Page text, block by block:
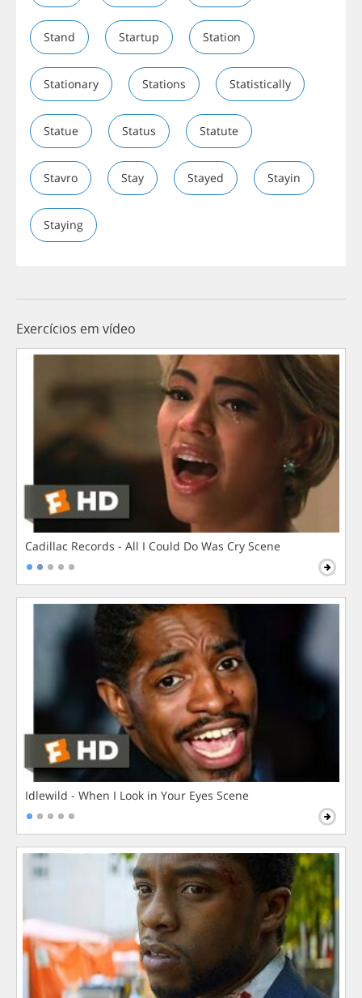
Stand Startup Station
Stationary Stations Statistically
Statue Status Statute
Stavro Stay Stayed Stayin
Staying
Exercícios em vídeo
Cadillac Records - All I Could Do Was Cry Scene
Idlewild - When I Look in Your Eyes Scene